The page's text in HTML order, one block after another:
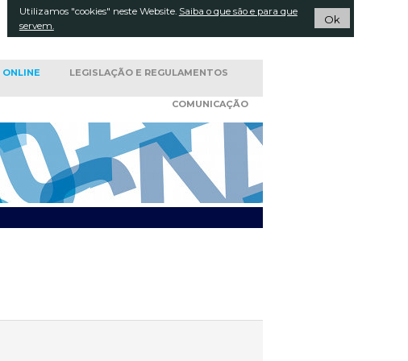
Pesquisar...
CONTACTOS
ONLINE LEGISLAÇÃO E REGULAMENTOS
COMUNICAÇÃO
Utilizamos "cookies" neste Website. Saiba o que são e para que
servem.
Ok